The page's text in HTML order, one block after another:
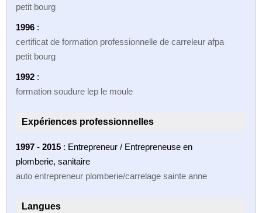
petit bourg
1996 :
certificat de formation professionnelle de carreleur afpa
petit bourg
1992 :
formation soudure lep le moule
Expériences professionnelles
1997 - 2015 : Entrepreneur / Entrepreneuse en
plomberie, sanitaire
auto entrepreneur plomberie/carrelage sainte anne
Langues